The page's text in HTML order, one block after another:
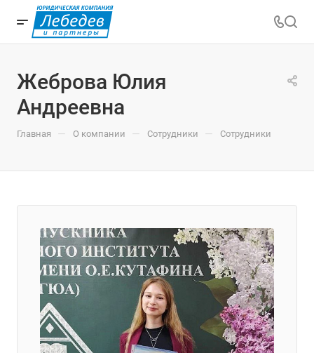
Жеброва Юлия
Андреевна
Главная — О компании — Сотрудники — Сотрудники